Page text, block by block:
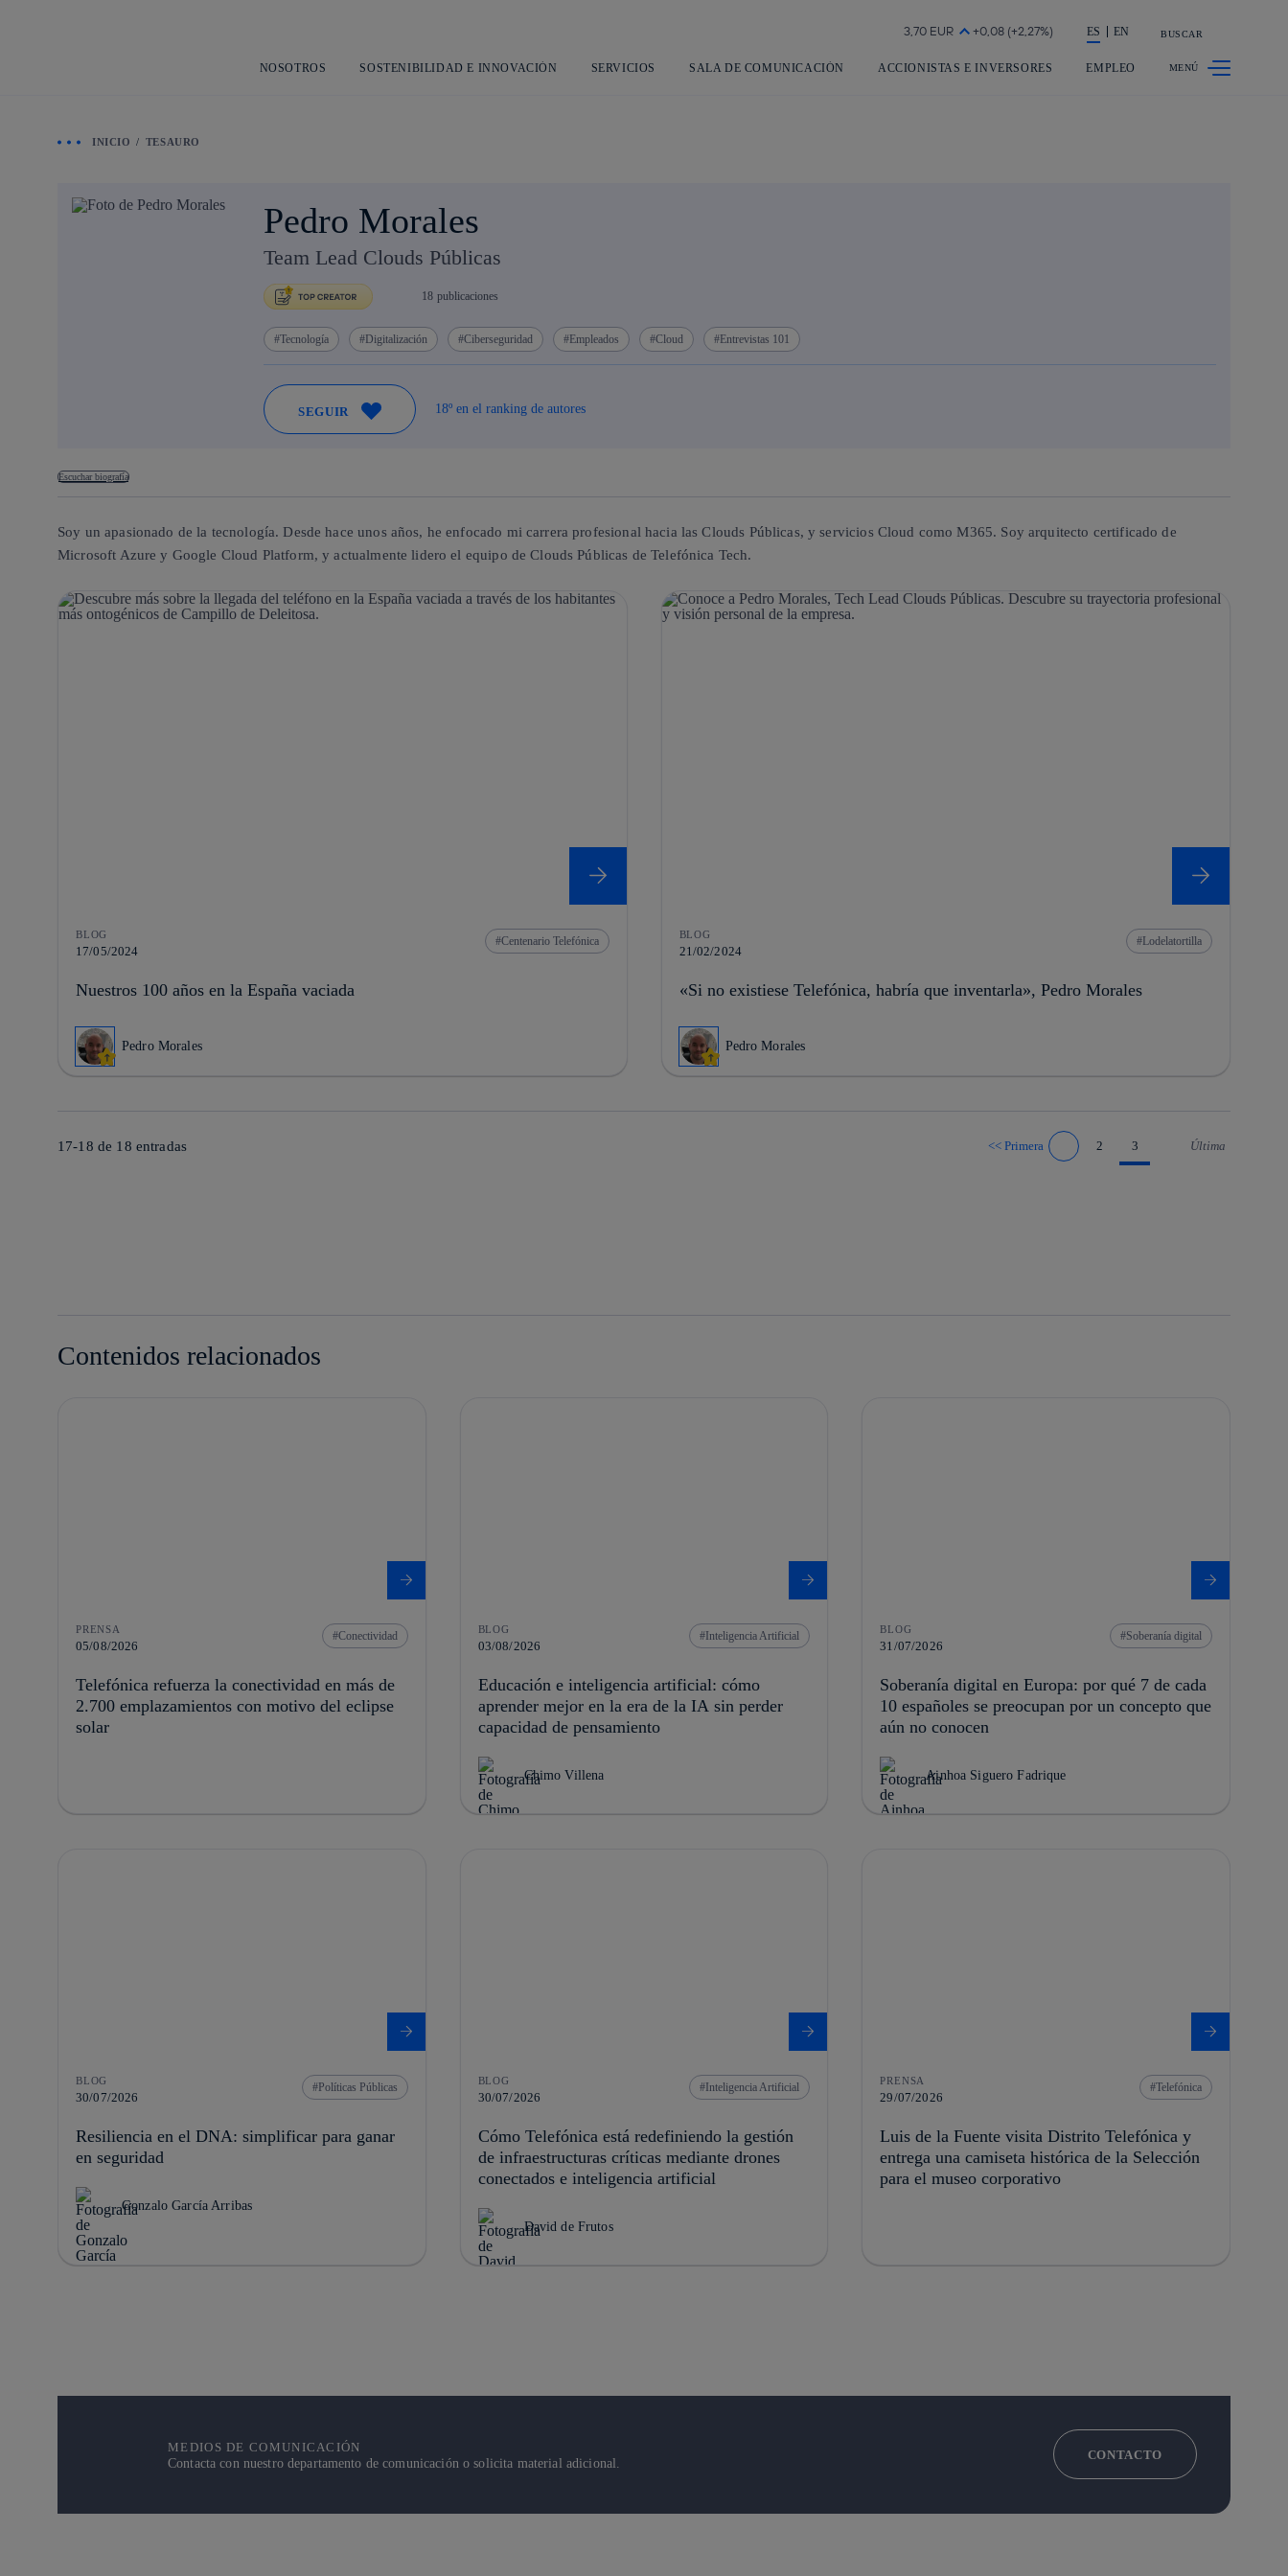
principal
La acción en accionistas e inversores ES EN BUSCAR
NOSOTROS SOSTENIBILIDAD E INNOVACIÓN SERVICIOS SALA DE COMUNICACIÓN ACCIONISTAS E INVERSORES EMPLEO
INICIO TESAURO
Pedro Morales
Team Lead Clouds Públicas
18 publicaciones
Tecnología Digitalización Ciberseguridad Empleados Cloud Entrevistas 101
SEGUIR 18º en el ranking de autores
Escuchar biografía
Soy un apasionado de la tecnología. Desde hace unos años, he enfocado mi carrera profesional hacia las Clouds Públicas, y servicios Cloud como M365. Soy arquitecto certificado de
Microsoft Azure y Google Cloud Platform, y actualmente lidero el equipo de Clouds Públicas de Telefónica Tech.
BLOG
17/05/2024
Centenario Telefónica
Nuestros 100 años en la España vaciada
Pedro Morales
BLOG
21/02/2024
Lodelatortilla
«Si no existiese Telefónica, habría que inventarla», Pedro Morales
Pedro Morales
17-18 de 18 entradas << Primera
Ir a página anterior
2 3
Ir a página siguiente
Última
Contenidos relacionados
PRENSA
05/08/2026
Conectividad
Telefónica refuerza la conectividad en más de
2.700 emplazamientos con motivo del eclipse
solar
BLOG
03/08/2026
Inteligencia Artificial
Educación e inteligencia artificial: cómo
aprender mejor en la era de la IA sin perder
capacidad de pensamiento
Chimo Villena
BLOG
31/07/2026
Soberanía digital
Soberanía digital en Europa: por qué 7 de cada
10 españoles se preocupan por un concepto que
aún no conocen
Ainhoa Siguero Fadrique
BLOG
30/07/2026
Políticas Públicas
Resiliencia en el DNA: simplificar para ganar
en seguridad
Gonzalo García Arribas
BLOG
30/07/2026
Inteligencia Artificial
Cómo Telefónica está redefiniendo la gestión
de infraestructuras críticas mediante drones
conectados e inteligencia artificial
David de Frutos
PRENSA
29/07/2026
Telefónica
Luis de la Fuente visita Distrito Telefónica y
entrega una camiseta histórica de la Selección
para el museo corporativo
MEDIOS DE COMUNICACIÓN
Contacta con nuestro departamento de comunicación o solicita material adicional.
CONTACTO